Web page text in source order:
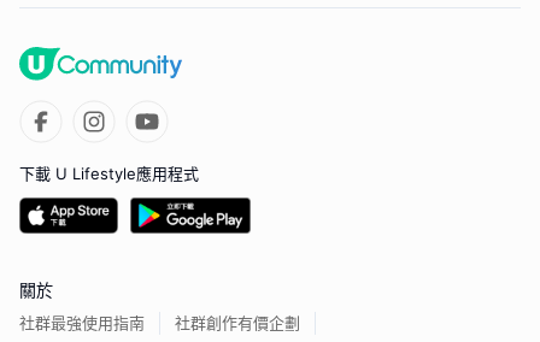
下載 U Lifestyle應用程式
關於
社群最強使用指南 社群創作有價企劃